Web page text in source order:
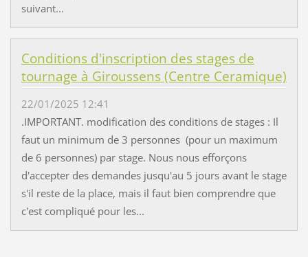
suivant...
Conditions d'inscription des stages de
tournage à Giroussens (Centre Ceramique)
22/01/2025 12:41
.IMPORTANT. modification des conditions de stages : Il
faut un minimum de 3 personnes (pour un maximum
de 6 personnes) par stage. Nous nous efforçons
d'accepter des demandes jusqu'au 5 jours avant le stage
s'il reste de la place, mais il faut bien comprendre que
c'est compliqué pour les...